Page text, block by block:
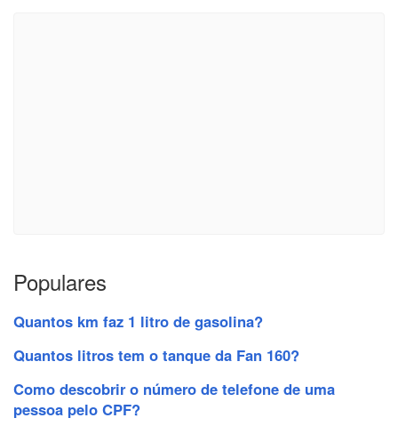
Populares
Quantos km faz 1 litro de gasolina?
Quantos litros tem o tanque da Fan 160?
Como descobrir o número de telefone de uma
pessoa pelo CPF?